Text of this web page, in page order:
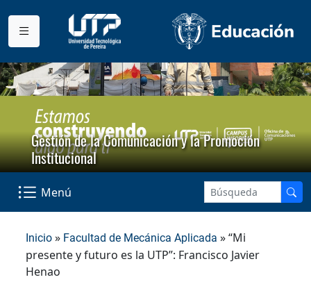
Gestión de la Comunicación y la Promoción
Institucional
Menú
Inicio » Facultad de Mecánica Aplicada » “Mi
presente y futuro es la UTP”: Francisco Javier
Henao